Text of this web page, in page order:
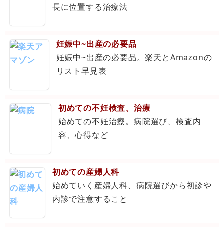
長に位置する治療法
妊娠中~出産の必要品
妊娠中~出産の必要品。楽天とAmazonの
リスト早見表
初めての不妊検査、治療
始めての不妊治療。病院選び、検査内
容、心得など
初めての産婦人科
始めていく産婦人科、病院選びから初診や
内診で注意すること